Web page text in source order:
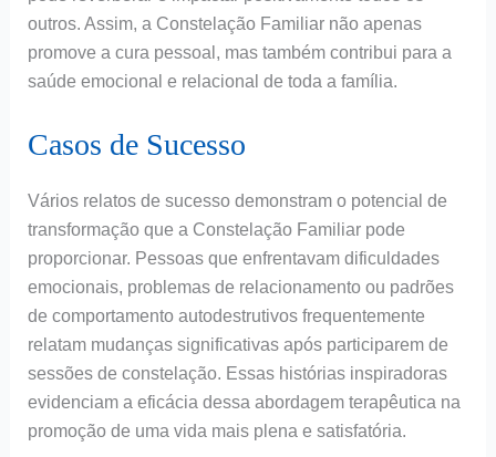
outros. Assim, a Constelação Familiar não apenas
promove a cura pessoal, mas também contribui para a
saúde emocional e relacional de toda a família.
Casos de Sucesso
Vários relatos de sucesso demonstram o potencial de
transformação que a Constelação Familiar pode
proporcionar. Pessoas que enfrentavam dificuldades
emocionais, problemas de relacionamento ou padrões
de comportamento autodestrutivos frequentemente
relatam mudanças significativas após participarem de
sessões de constelação. Essas histórias inspiradoras
evidenciam a eficácia dessa abordagem terapêutica na
promoção de uma vida mais plena e satisfatória.